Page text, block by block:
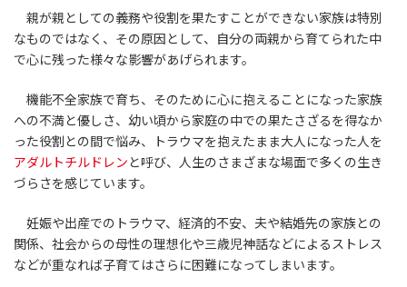
親が親としての義務や役割を果たすことができない家族は特別
なものではなく、その原因として、自分の両親から育てられた中
で心に残った様々な影響があげられます。
機能不全家族で育ち、そのために心に抱えることになった家族
への不満と優しさ、幼い頃から家庭の中での果たさざるを得なか
った役割との間で悩み、トラウマを抱えたまま大人になった人を
アダルトチルドレンと呼び、人生のさまざまな場面で多くの生き
づらさを感じています。
妊娠や出産でのトラウマ、経済的不安、夫や結婚先の家族との
関係、社会からの母性の理想化や三歳児神話などによるストレス
などが重なれば子育てはさらに困難になってしまいます。